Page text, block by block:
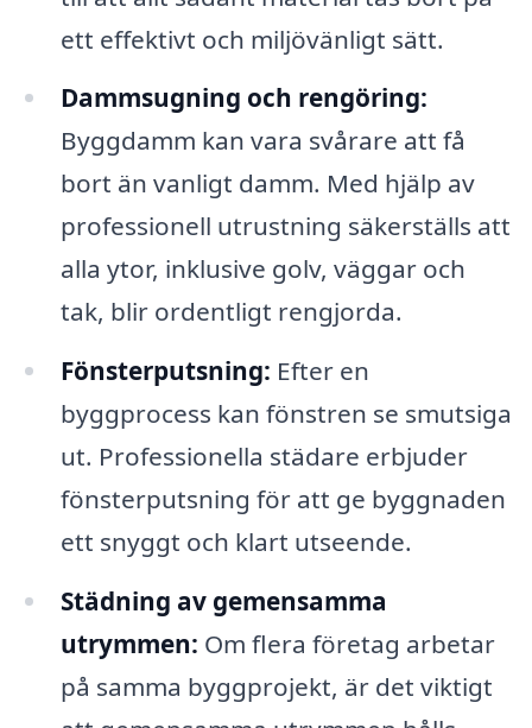
ett effektivt och miljövänligt sätt.
Dammsugning och rengöring:
Byggdamm kan vara svårare att få
bort än vanligt damm. Med hjälp av
professionell utrustning säkerställs att
alla ytor, inklusive golv, väggar och
tak, blir ordentligt rengjorda.
Fönsterputsning: Efter en
byggprocess kan fönstren se smutsiga
ut. Professionella städare erbjuder
fönsterputsning för att ge byggnaden
ett snyggt och klart utseende.
Städning av gemensamma
utrymmen: Om flera företag arbetar
på samma byggprojekt, är det viktigt